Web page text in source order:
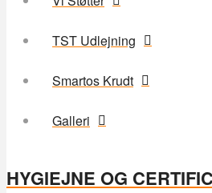
TST Udlejning
Smartos Krudt
Galleri
HYGIEJNE OG